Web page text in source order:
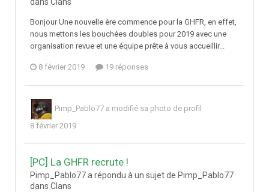
dans Clans
Bonjour Une nouvelle ère commence pour la GHFR, en effet,
nous mettons les bouchées doubles pour 2019 avec une
organisation revue et une équipe prête à vous accueillir...
8 février 2019 19 réponses
Pimp_Pablo77 a modifié sa photo de profil
8 février 2019
[PC] La GHFR recrute !
Pimp_Pablo77 a répondu à un sujet de Pimp_Pablo77
dans Clans